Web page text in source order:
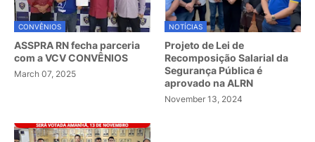
CONVÊNIOS
ASSPRA RN fecha parceria
com a VCV CONVÊNIOS
March 07, 2025
NOTÍCIAS
Projeto de Lei de
Recomposição Salarial da
Segurança Pública é
aprovado na ALRN
November 13, 2024